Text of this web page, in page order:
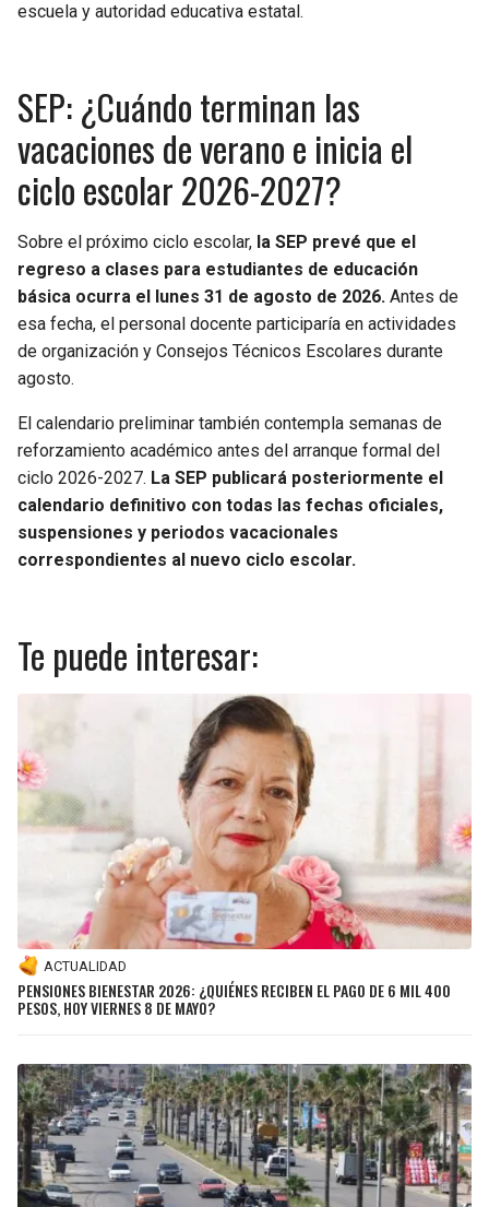
escuela y autoridad educativa estatal.
SEP: ¿Cuándo terminan las
vacaciones de verano e inicia el
ciclo escolar 2026-2027?
Sobre el próximo ciclo escolar, la SEP prevé que el
regreso a clases para estudiantes de educación
básica ocurra el lunes 31 de agosto de 2026. Antes de
esa fecha, el personal docente participaría en actividades
de organización y Consejos Técnicos Escolares durante
agosto.
El calendario preliminar también contempla semanas de
reforzamiento académico antes del arranque formal del
ciclo 2026-2027. La SEP publicará posteriormente el
calendario definitivo con todas las fechas oficiales,
suspensiones y periodos vacacionales
correspondientes al nuevo ciclo escolar.
Te puede interesar:
ACTUALIDAD
PENSIONES BIENESTAR 2026: ¿QUIÉNES RECIBEN EL PAGO DE 6 MIL 400
PESOS, HOY VIERNES 8 DE MAYO?